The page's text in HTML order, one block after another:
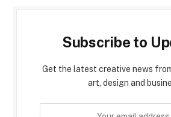
Subscribe to
Get the latest creative news
art, design and